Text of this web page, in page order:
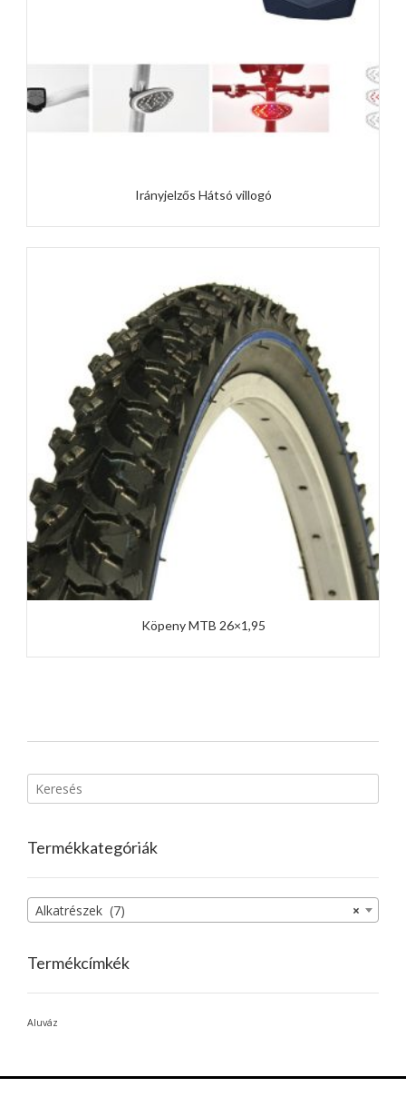
Irányjelzős Hátsó villogó
Köpeny MTB 26×1,95
Termékkategóriák
×
Alkatrészek (7)
Termékcímkék
Aluváz